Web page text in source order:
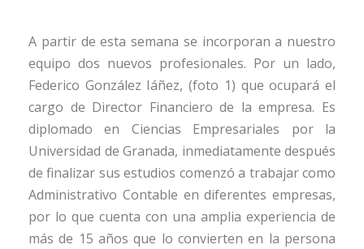
A partir de esta semana se incorporan a nuestro
equipo dos nuevos profesionales. Por un lado,
Federico González Iáñez, (foto 1) que ocupará el
cargo de Director Financiero de la empresa. Es
diplomado en Ciencias Empresariales por la
Universidad de Granada, inmediatamente después
de finalizar sus estudios comenzó a trabajar como
Administrativo Contable en diferentes empresas,
por lo que cuenta con una amplia experiencia de
más de 15 años que lo convierten en la persona